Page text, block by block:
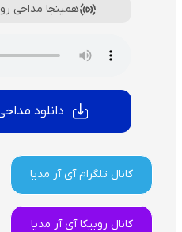
همینجا مداحی
دانلود مداحی
کانال تلگرام آی آر مدیا
کانال روبیکا آی آر مدیا